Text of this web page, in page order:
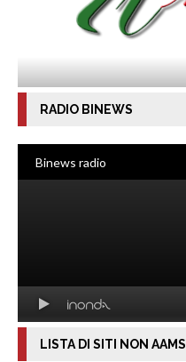
RADIO BINEWS
LISTA DI SITI NON AAMS